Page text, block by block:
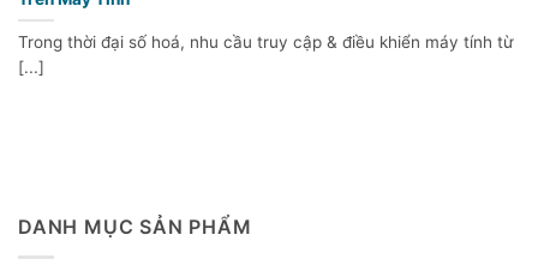
Trong thời đại số hoá, nhu cầu truy cập & điều khiển máy tính từ
[...]
DANH MỤC SẢN PHẨM